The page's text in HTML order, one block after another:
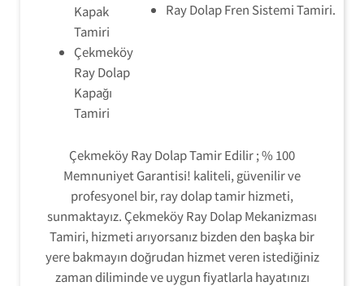
Kapak
Tamiri
Çekmeköy
Ray Dolap
Kapağı
Tamiri
Ray Dolap Fren Sistemi Tamiri.
Çekmeköy Ray Dolap Tamir Edilir ; % 100
Memnuniyet Garantisi! kaliteli, güvenilir ve
profesyonel bir, ray dolap tamir hizmeti,
sunmaktayız. Çekmeköy Ray Dolap Mekanizması
Tamiri, hizmeti arıyorsanız bizden den başka bir
yere bakmayın doğrudan hizmet veren istediğiniz
zaman diliminde ve uygun fiyatlarla hayatınızı